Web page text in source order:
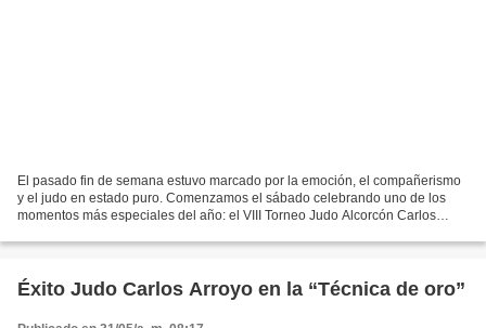
El pasado fin de semana estuvo marcado por la emoción, el compañerismo
y el judo en estado puro. Comenzamos el sábado celebrando uno de los
momentos más especiales del año: el VIII Torneo Judo Alcorcón Carlos
Éxito Judo Carlos Arroyo en la “Técnica de oro”